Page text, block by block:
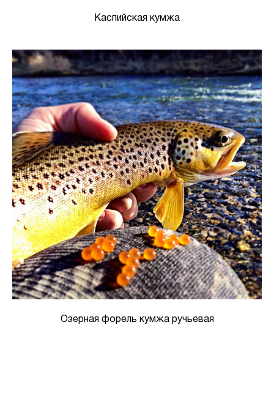
Каспийская кумжа
Озерная форель кумжа ручьевая